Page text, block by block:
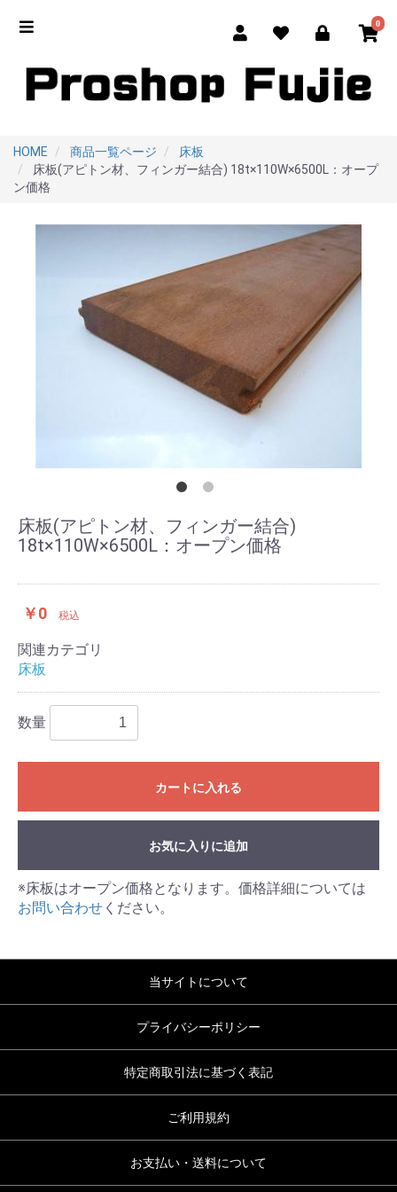
0
HOME 商品一覧ページ
床板
床板(アピトン材、フィンガー結合) 18t×110W×6500L：オープ
ン価格
床板(アピトン材、フィンガー結合)
18t×110W×6500L：オープン価格
￥0 税込
関連カテゴリ
床板
数量
カートに入れる
お気に入りに追加
※床板はオープン価格となります。価格詳細については
お問い合わせ ください。
当サイトについて
プライバシーポリシー
特定商取引法に基づく表記
ご利用規約
お支払い・送料について